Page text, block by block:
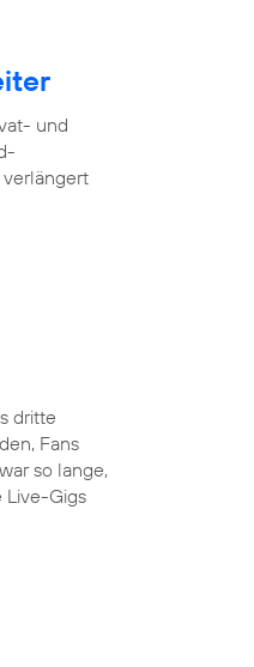
und
dritte
Fans
so lange,
Live-Gigs